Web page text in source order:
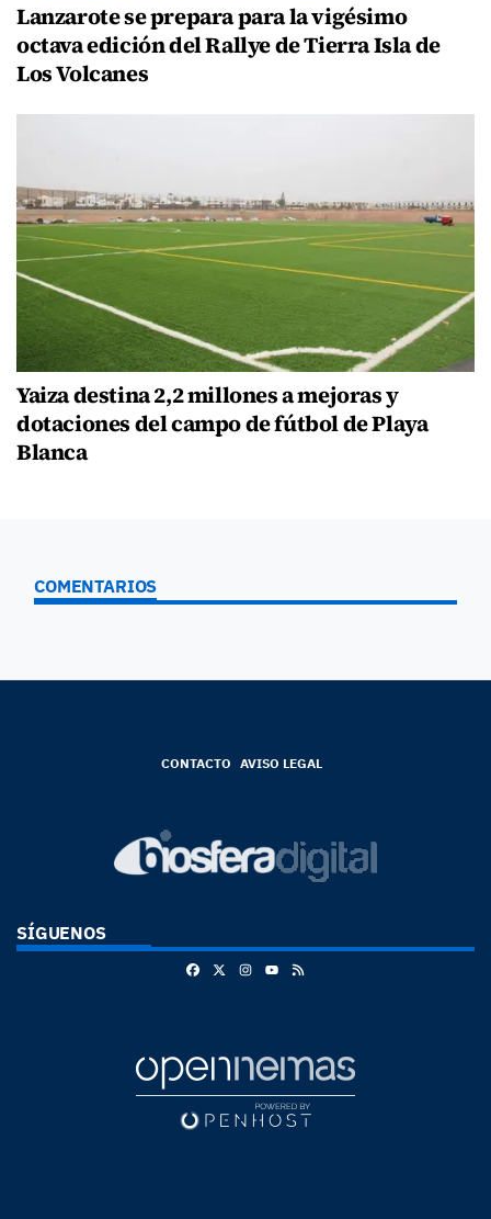
Lanzarote se prepara para la vigésimo
octava edición del Rallye de Tierra Isla de
Los Volcanes
Yaiza destina 2,2 millones a mejoras y
dotaciones del campo de fútbol de Playa
Blanca
COMENTARIOS
CONTACTO AVISO LEGAL
SÍGUENOS
FacebookInstagram